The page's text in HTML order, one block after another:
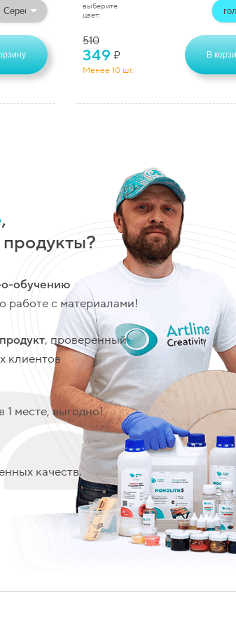
выберите
цвет:
510
349 ₽
Менее 10 шт.
В
,
обучению
работе с материалами!
, проверенный
клиентов
1 месте, выгодно!
качеств.